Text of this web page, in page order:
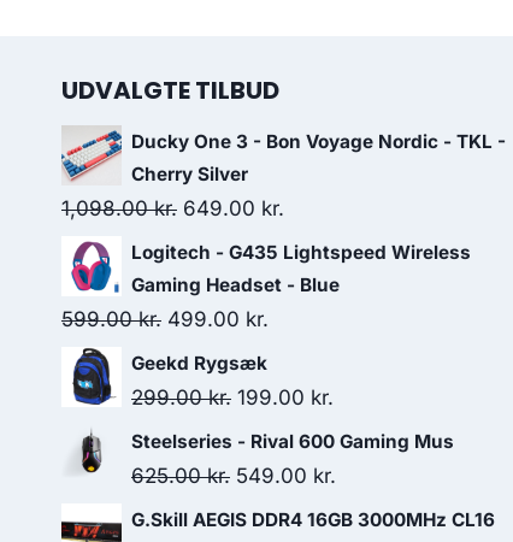
UDVALGTE TILBUD
Ducky One 3 - Bon Voyage Nordic - TKL -
Cherry Silver
1,098.00kr. Original
price
was:
1,098.00 kr..
649.00 kr.
price
is:
Logitech - G435 Lightspeed Wireless
Gaming Headset - Blue
599.00kr. Original
price
was:
499.00 kr.
is:
Geekd Rygsæk
299.00kr. Original
price
was:
199.00 kr.
price
Steelseries - Rival 600 Gaming Mus
625.00kr. Original
price
549.00 kr.
price
G.Skill AEGIS DDR4 16GB 3000MHz CL16